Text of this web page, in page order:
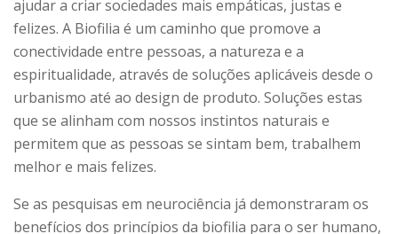
ajudar a criar sociedades mais empáticas, justas e
felizes. A Biofilia é um caminho que promove a
conectividade entre pessoas, a natureza e a
espiritualidade, através de soluções aplicáveis desde o
urbanismo até ao design de produto. Soluções estas
que se alinham com nossos instintos naturais e
permitem que as pessoas se sintam bem, trabalhem
melhor e mais felizes.
Se as pesquisas em neurociência já demonstraram os
benefícios dos princípios da biofilia para o ser humano,